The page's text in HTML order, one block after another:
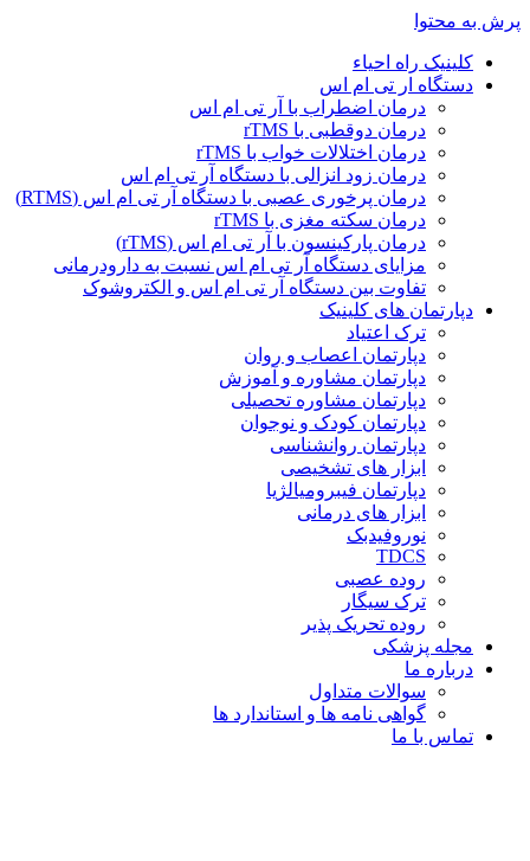
پرش به محتوا
کلینیک راه احیاء
دستگاه ار تی ام اس
درمان اضطراب با آر تی ام اس
درمان دوقطبی با rTMS
درمان اختلالات خواب با rTMS
درمان زود انزالی با دستگاه آر تی ام اس
درمان پرخوری عصبی با دستگاه آر تی ام اس (RTMS)
درمان سکته مغزی با rTMS
درمان پارکینسون با آر تی ام اس (rTMS)
مزایای دستگاه آر تی ام اس نسبت به دارودرمانی
تفاوت بین دستگاه آر تی ام اس و الکتروشوک
دپارتمان های کلینیک
ترک اعتیاد
دپارتمان اعصاب و روان
دپارتمان مشاوره و آموزش
دپارتمان مشاوره تحصیلی
دپارتمان کودک و نوجوان
دپارتمان روانشناسی
ابزار های تشخیصی
دپارتمان فیبرومیالژیا
ابزار های درمانی
نوروفیدبک
TDCS
روده عصبی
ترک سیگار
روده تحریک پذیر
مجله پزشکی
درباره ما
سوالات متداول
گواهی نامه ها و استاندارد ها
تماس با ما